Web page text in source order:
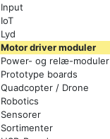
Input
IoT
Lyd
Motor driver moduler
Power- og relæ-moduler
Prototype boards
Quadcopter / Drone
Robotics
Sensorer
Sortimenter